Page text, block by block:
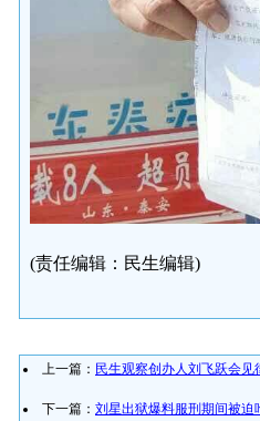
(责任编辑：民生编辑)
上一篇： 民生观察创办人刘飞跃会
下一篇： 刘星出狱爆料服刑期间被迫